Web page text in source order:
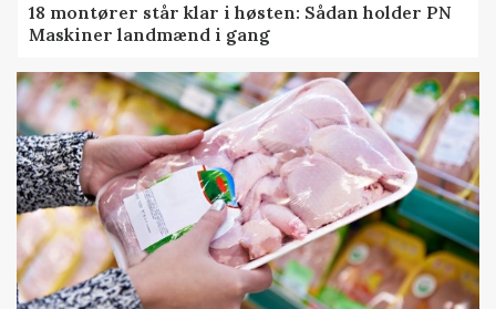
18 montører står klar i høsten: Sådan holder PN
Maskiner landmænd i gang